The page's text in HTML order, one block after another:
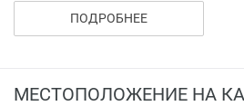
ПОДРОБНЕЕ
МЕСТОПОЛОЖЕНИЕ НА